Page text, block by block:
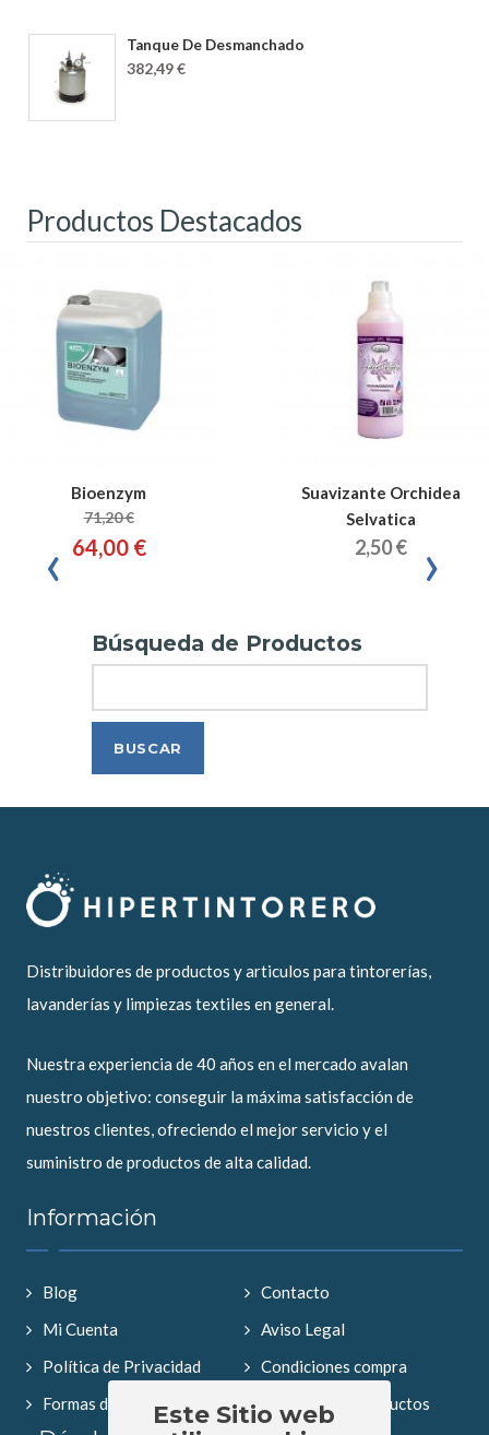
Tanque De Desmanchado
382,49 €
Productos Destacados
Bioenzym
71,20 €
64,00 €
Suavizante Orchidea
Selvatica
2,50 €
‹ ›
Búsqueda de Productos
Distribuidores de productos y articulos para tintorerías,
lavanderías y limpiezas textiles en general.
Nuestra experiencia de 40 años en el mercado avalan
nuestro objetivo: conseguir la máxima satisfacción de
nuestros clientes, ofreciendo el mejor servicio y el
suministro de productos de alta calidad.
Información
Blog
Contacto
Mi Cuenta
Aviso Legal
Política de Privacidad
Condiciones compra
Formas de Pago
Búsqueda de productos
Este Sitio web